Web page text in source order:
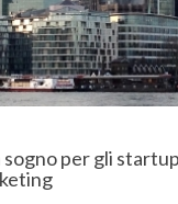
sogno per gli